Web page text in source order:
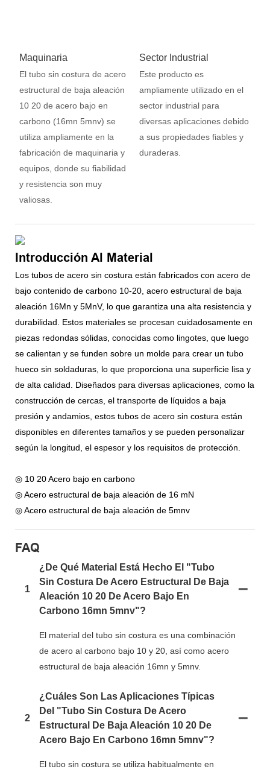
Maquinaria
El tubo sin costura de acero
estructural de baja aleación
10 20 de acero bajo en
carbono (16mn 5mnv) se
utiliza ampliamente en la
fabricación de maquinaria y
equipos, donde su fiabilidad
y resistencia son muy
valiosas.
Sector Industrial
Este producto es
ampliamente utilizado en el
sector industrial para
diversas aplicaciones debido
a sus propiedades fiables y
duraderas.
Introducción Al Material
Los tubos de acero sin costura están fabricados con acero de
bajo contenido de carbono 10-20, acero estructural de baja
aleación 16Mn y 5MnV, lo que garantiza una alta resistencia y
durabilidad. Estos materiales se procesan cuidadosamente en
piezas redondas sólidas, conocidas como lingotes, que luego
se calientan y se funden sobre un molde para crear un tubo
hueco sin soldaduras, lo que proporciona una superficie lisa y
de alta calidad. Diseñados para diversas aplicaciones, como la
construcción de cercas, el transporte de líquidos a baja
presión y andamios, estos tubos de acero sin costura están
disponibles en diferentes tamaños y se pueden personalizar
según la longitud, el espesor y los requisitos de protección.
◎ 10 20 Acero bajo en carbono
◎ Acero estructural de baja aleación de 16 mN
◎ Acero estructural de baja aleación de 5mnv
FAQ
1
¿De Qué Material Está Hecho El "Tubo
Sin Costura De Acero Estructural De Baja
Aleación 10 20 De Acero Bajo En
Carbono 16mn 5mnv"?
El material del tubo sin costura es una combinación
de acero al carbono bajo 10 y 20, así como acero
estructural de baja aleación 16mn y 5mnv.
2
¿Cuáles Son Las Aplicaciones Típicas
Del "Tubo Sin Costura De Acero
Estructural De Baja Aleación 10 20 De
Acero Bajo En Carbono 16mn 5mnv"?
El tubo sin costura se utiliza habitualmente en